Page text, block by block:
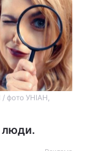
фото УНІАН,
люди.